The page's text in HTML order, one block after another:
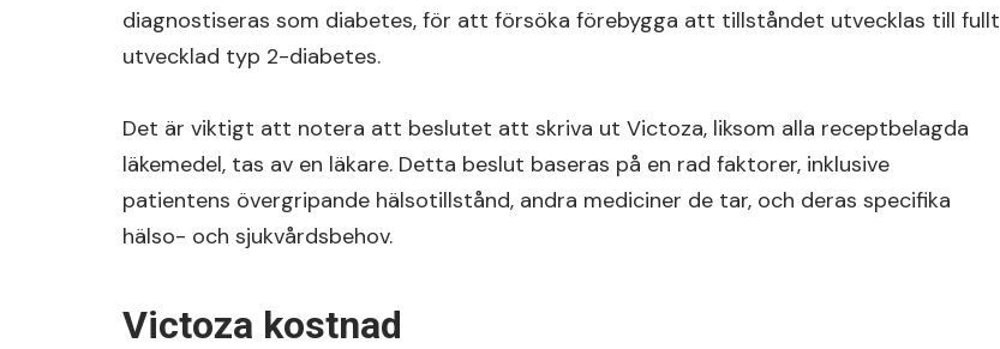
diagnostiseras som diabetes, för att försöka förebygga att tillståndet utvecklas till fullt
utvecklad typ 2-diabetes.
Det är viktigt att notera att beslutet att skriva ut Victoza, liksom alla receptbelagda
läkemedel, tas av en läkare. Detta beslut baseras på en rad faktorer, inklusive
patientens övergripande hälsotillstånd, andra mediciner de tar, och deras specifika
hälso- och sjukvårdsbehov.
Victoza kostnad